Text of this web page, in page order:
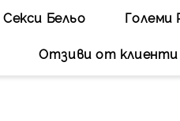
Секси Бельо Големи
Отзиви от клиенти